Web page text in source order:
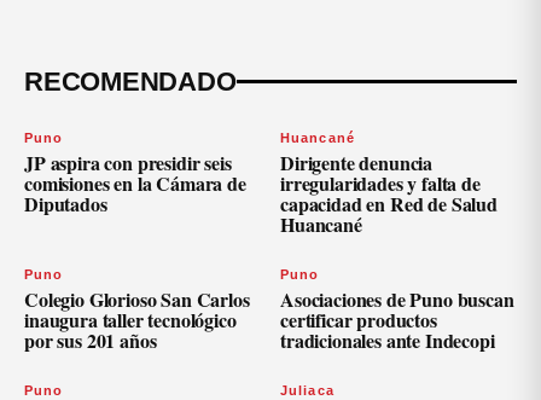
RECOMENDADO
Puno
JP aspira con presidir seis
comisiones en la Cámara de
Diputados
Huancané
Dirigente denuncia
irregularidades y falta de
capacidad en Red de Salud
Huancané
Puno
Colegio Glorioso San Carlos
inaugura taller tecnológico
por sus 201 años
Puno
Asociaciones de Puno buscan
certificar productos
tradicionales ante Indecopi
Puno Juliaca